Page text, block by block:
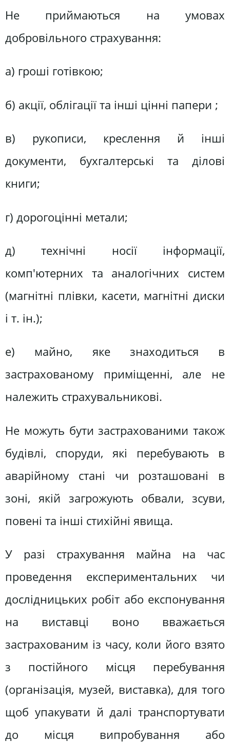
Не приймаються на умовах
добровільного страхування:
а) гроші готівкою;
б) акції, облігації та інші цінні папери ;
в) рукописи, креслення й інші
документи, бухгалтерські та ділові
книги;
г) дорогоцінні метали;
д) технічні носії інформації,
комп'ютерних та аналогічних систем
(магнітні плівки, касети, магнітні диски
і т. ін.);
е) майно, яке знаходиться в
застрахованому приміщенні, але не
належить страхувальникові.
Не можуть бути застрахованими також
будівлі, споруди, які перебувають в
аварійному стані чи розташовані в
зоні, якій загрожують обвали, зсуви,
повені та інші стихійні явища.
У разі страхування майна на час
проведення експериментальних чи
дослідницьких робіт або експонування
на виставці воно вважається
застрахованим із часу, коли його взято
з постійного місця перебування
(організація, музей, виставка), для того
щоб упакувати й далі транспортувати
до місця випробування або